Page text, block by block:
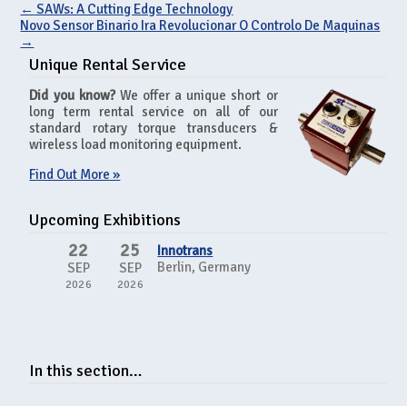
← SAWs: A Cutting Edge Technology
Novo Sensor Binario Ira Revolucionar O Controlo De Maquinas
→
Unique Rental Service
Did you know?We offer a unique short or
long term rental service on all of our
standard rotary torque transducers &
wireless load monitoring equipment.
Find Out More »
Upcoming Exhibitions
22
SEP
2026
25
SEP
2026
Innotrans
Berlin, Germany
In this section…